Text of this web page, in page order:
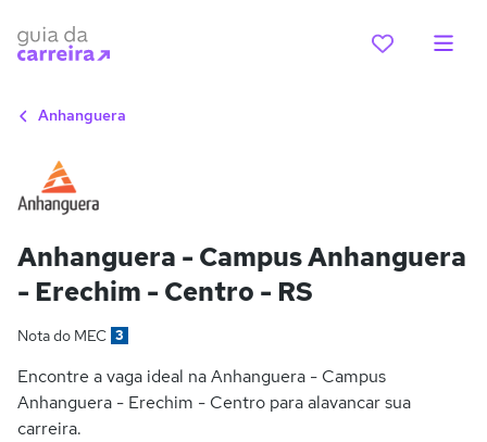
Anhanguera
Anhanguera - Campus Anhanguera
- Erechim - Centro - RS
Nota do MEC 3
Encontre a vaga ideal na Anhanguera - Campus
Anhanguera - Erechim - Centro para alavancar sua
carreira.